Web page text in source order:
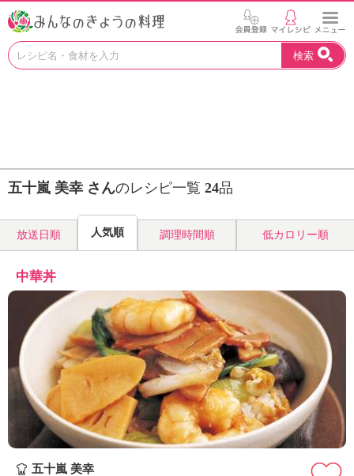
お
見
つ
よ
う
H
K
エ
デ
ュ
ケ
ー
シ
ョ
ナ
検索
五十嵐 美幸 さんのレシピ一覧 24品
放送日順 人気順 調理時間順 低カロリー順
中華丼
五十嵐 美幸